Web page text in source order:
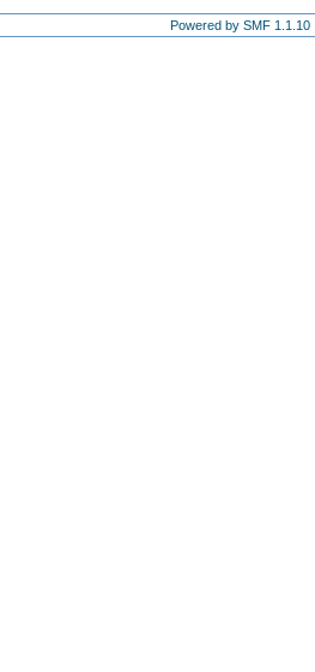
Powered by SMF 1.1.10